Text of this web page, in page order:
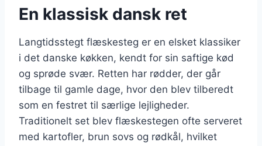
En klassisk dansk ret
Langtidsstegt flæskesteg er en elsket klassiker
i det danske køkken, kendt for sin saftige kød
og sprøde svær. Retten har rødder, der går
tilbage til gamle dage, hvor den blev tilberedt
som en festret til særlige lejligheder.
Traditionelt set blev flæskestegen ofte serveret
med kartofler, brun sovs og rødkål, hvilket